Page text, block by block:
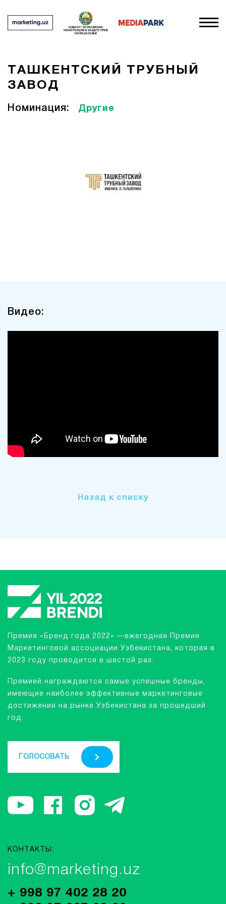
ТАШКЕНТСКИЙ ТРУБНЫЙ
ЗАВОД
Номинация: Другие
Видео:
Назад к списку
Премия «Бренд года 2022» —ежегодная Премия
Маркетинговой ассоциации Узбекистана, которая в
2023 году проводится в шестой раз.
Премией награждаются самые успешные бренды,
имеющие наиболее эффективные маркетинговые
достижения на рынке Узбекистана за прошедший
год.
ГОЛОСОВАТЬ
КОНТАКТЫ:
info@marketing.uz
+ 998 97 402 28 20